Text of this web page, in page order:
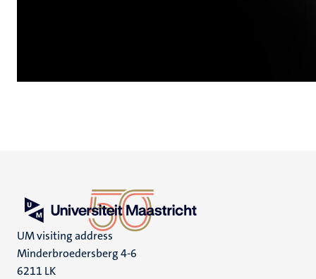
UM visiting address
Minderbroedersberg 4-6
6211 LK